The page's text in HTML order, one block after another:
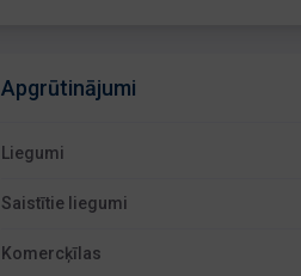
Apgrūtinājumi
Liegumi
Saistītie liegumi
Komercķīlas